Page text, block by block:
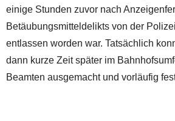
einige Stunden zuvor nach
Betäubungsmitteldelikts von der
entlassen worden war. Tatsächlich
dann kurze Zeit später im
Beamten ausgemacht und vorläufig